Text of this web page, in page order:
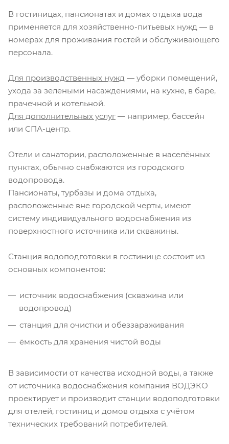
В гостиницах, пансионатах и домах отдыха вода
применяется для хозяйственно-питьевых нужд — в
номерах для проживания гостей и обслуживающего
персонала.
Для производственных нужд — уборки помещений,
ухода за зелеными насаждениями, на кухне, в баре,
прачечной и котельной.
Для дополнительных услуг — например, бассейн
или СПА-центр.
Отели и санатории, расположенные в населённых
пунктах, обычно снабжаются из городского
водопровода.
Пансионаты, турбазы и дома отдыха,
расположенные вне городской черты, имеют
систему индивидуального водоснабжения из
поверхностного источника или скважины.
Станция водоподготовки в гостинице состоит из
основных компонентов:
источник водоснабжения (скважина или
водопровод)
станция для очистки и обеззараживания
ёмкость для хранения чистой воды
В зависимости от качества исходной воды, а также
от источника водоснабжения компания ВОДЭКО
проектирует и производит станции водоподготовки
для отелей, гостиниц и домов отдыха с учётом
технических требований потребителей.